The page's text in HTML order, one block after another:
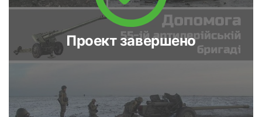
Проект завершено